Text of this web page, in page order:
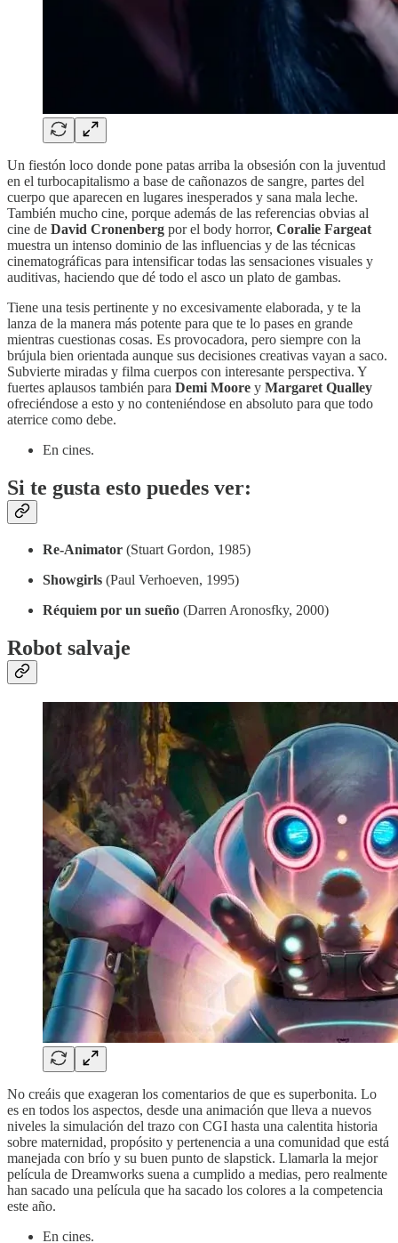
Un fiestón loco donde pone patas arriba la obsesión con la juventud
en el turbocapitalismo a base de cañonazos de sangre, partes del
cuerpo que aparecen en lugares inesperados y sana mala leche.
También mucho cine, porque además de las referencias obvias al
cine de David Cronenberg por el body horror, Coralie Fargeat
muestra un intenso dominio de las influencias y de las técnicas
cinematográficas para intensificar todas las sensaciones visuales y
auditivas, haciendo que dé todo el asco un plato de gambas.
Tiene una tesis pertinente y no excesivamente elaborada, y te la
lanza de la manera más potente para que te lo pases en grande
mientras cuestionas cosas. Es provocadora, pero siempre con la
brújula bien orientada aunque sus decisiones creativas vayan a saco.
Subvierte miradas y filma cuerpos con interesante perspectiva. Y
fuertes aplausos también para Demi Moore y Margaret Qualley
ofreciéndose a esto y no conteniéndose en absoluto para que todo
aterrice como debe.
En cines.
Si te gusta esto puedes ver:
Re-Animator (Stuart Gordon, 1985)
Showgirls (Paul Verhoeven, 1995)
Réquiem por un sueño (Darren Aronosfky, 2000)
Robot salvaje
No creáis que exageran los comentarios de que es superbonita. Lo
es en todos los aspectos, desde una animación que lleva a nuevos
niveles la simulación del trazo con CGI hasta una calentita historia
sobre maternidad, propósito y pertenencia a una comunidad que está
manejada con brío y su buen punto de slapstick. Llamarla la mejor
película de Dreamworks suena a cumplido a medias, pero realmente
han sacado una película que ha sacado los colores a la competencia
este año.
En cines.